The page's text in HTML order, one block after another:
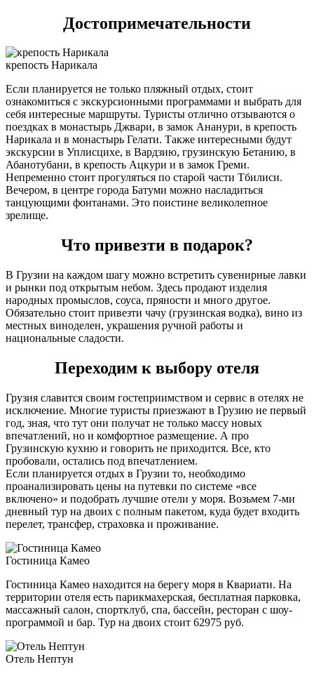
Достопримечательности
крепость Нарикала
Если планируется не только пляжный отдых, стоит
ознакомиться с экскурсионными программами и выбрать для
себя интересные маршруты. Туристы отлично отзываются о
поездках в монастырь Джвари, в замок Ананури, в крепость
Нарикала и в монастырь Гелати. Также интересными будут
экскурсии в Уплисцихе, в Вардзию, грузинскую Бетанию, в
Абанотубани, в крепость Ацкури и в замок Греми.
Непременно стоит прогуляться по старой части Тбилиси.
Вечером, в центре города Батуми можно насладиться
танцующими фонтанами. Это поистине великолепное
зрелище.
Что привезти в подарок?
В Грузии на каждом шагу можно встретить сувенирные лавки
и рынки под открытым небом. Здесь продают изделия
народных промыслов, соуса, пряности и много другое.
Обязательно стоит привезти чачу (грузинская водка), вино из
местных виноделен, украшения ручной работы и
национальные сладости.
Переходим к выбору отеля
Грузия славится своим гостеприимством и сервис в отелях не
исключение. Многие туристы приезжают в Грузию не первый
год, зная, что тут они получат не только массу новых
впечатлений, но и комфортное размещение. А про
Грузинскую кухню и говорить не приходится. Все, кто
пробовали, остались под впечатлением.
Если планируется отдых в Грузии то, необходимо
проанализировать цены на путевки по системе «все
включено» и подобрать лучшие отели у моря. Возьмем 7-ми
дневный тур на двоих с полным пакетом, куда будет входить
перелет, трансфер, страховка и проживание.
Гостиница Камео
Гостиница Камео находится на берегу моря в Квариати. На
территории отеля есть парикмахерская, бесплатная парковка,
массажный салон, спортклуб, спа, бассейн, ресторан с шоу-
программой и бар. Тур на двоих стоит 62975 руб.
Отель Нептун